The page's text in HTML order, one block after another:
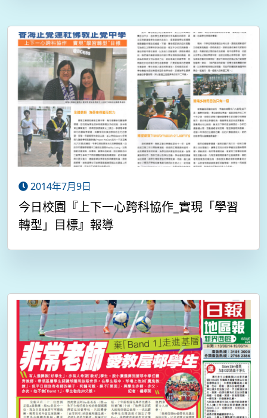
2014年7月9日
今日校園『上下一心跨科協作_實現「學習
轉型」目標』報導